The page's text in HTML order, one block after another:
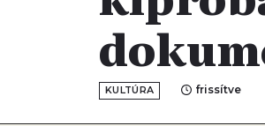
KULTÚRA frissítve